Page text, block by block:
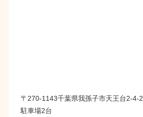
〒270-1143千葉県我孫子市天王台2-
駐車場2台